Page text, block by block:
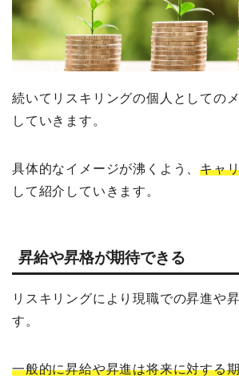
続いてリスキリングの個人としての
していきます。
具体的なイメージが沸くよう、キャ
して紹介していきます。
昇給や昇格が期待できる
リスキリングにより現職での昇進や
す。
一般的に昇給や昇進は将来に対する